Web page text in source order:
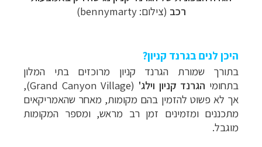
רכב (צילום: bennymarty)
היכן לנים בגרנד קניון?
בתורך שמורת הגרנד קניון מרוכזים בתי המלון
בתחומי הגרנד קניון וילג' (
Grand Canyon Village),
אך לא פשוט להזמין בהם מקומות, מאחר שהאמריקאים
מתכננים ומזמינים זמן רב מראש, ומספר המקומות
מוגבל.